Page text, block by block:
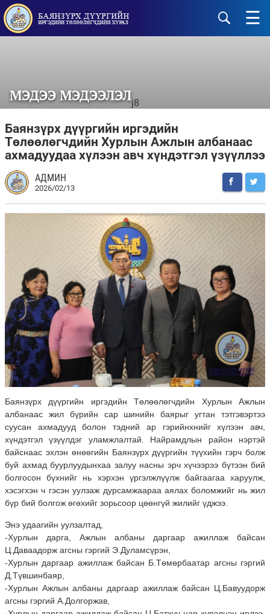
☰
МЭДЭЭ МЭДЭЭЛЭЛj8
Баянзүрх дүүргийн иргэдийн
Төлөөлөгчдийн Хурлын Ажлын албанаас
ахмадуудаа хүлээн авч хүндэтгэл үзүүллээ
АДМИН
2026/02/13
Баянзүрх дүүргийн иргэдийн Төлөөлөгчдийн Хурлын Ажлын
албанаас жил бүрийн сар шинийн баярыг угтан тэтгэвэртээ
суусан ахмадууд болон тэдний ар гэрийнхнийг хүлээн авч,
хүндэтгэл үзүүлдэг уламжлалтай. Найрамдлын район нэртэй
байснаас эхлэн өнөөгийн Баянзүрх дүүргийн түүхийн гэрч болж
буй ахмад буурлуудынхаа залуу насны эрч хүчээрээ бүтээн бий
болгосон бүхнийг нь хэрхэн үргэлжлүүлж байгаагаа харуулж,
хэсэгхэн ч гэсэн уулзаж дурсамжаараа аялах боломжийг нь жил
бүр бий болгож өгөхийг зорьсоор цөөнгүй жилийг үджээ.
Энэ удаагийн уулзалтад,
-Хурлын дарга, Ажлын албаны даргаар ажиллаж байсан
Ц.Даваадорж агсны гэргий Э.Дуламсүрэн,
-Хурлын даргаар ажиллаж байсан Б.Төмөрбаатар агсны гэргий
Д.Түвшинбаяр,
-Хурлын Ажлын албаны даргаар ажиллаж байсан Ц.Бавуудорж
агсны гэргий А.Долгоржав,